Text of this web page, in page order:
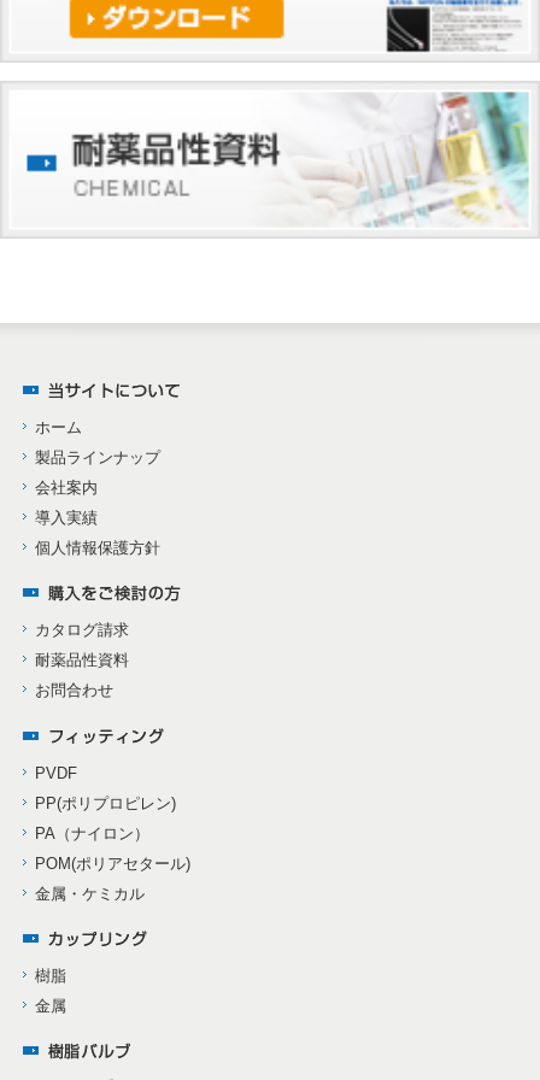
ホーム
製品ラインナップ
会社案内
導入実績
個人情報保護方針
カタログ請求
耐薬品性資料
お問合わせ
PVDF
PP(ポリプロピレン)
PA（ナイロン）
POM(ポリアセタール)
金属・ケミカル
樹脂
金属